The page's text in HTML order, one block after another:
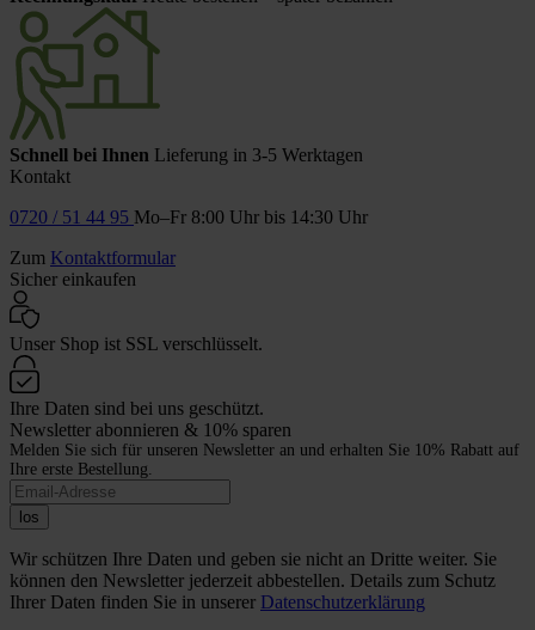
Schnell bei Ihnen Lieferung in 3-5 Werktagen
Kontakt
0720 / 51 44 95 Mo–Fr 8:00 Uhr bis 14:30 Uhr
Zum Kontaktformular
Sicher einkaufen
Unser Shop ist SSL verschlüsselt.
Ihre Daten sind bei uns geschützt.
Newsletter abonnieren & 10% sparen
Melden Sie sich für unseren Newsletter an und erhalten Sie 10% Rabatt auf
Ihre erste Bestellung.
los
Wir schützen Ihre Daten und geben sie nicht an Dritte weiter. Sie
können den Newsletter jederzeit abbestellen. Details zum Schutz
Ihrer Daten finden Sie in unserer Datenschutzerklärung